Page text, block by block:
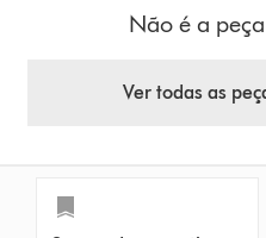
Não é a
Ver todas as